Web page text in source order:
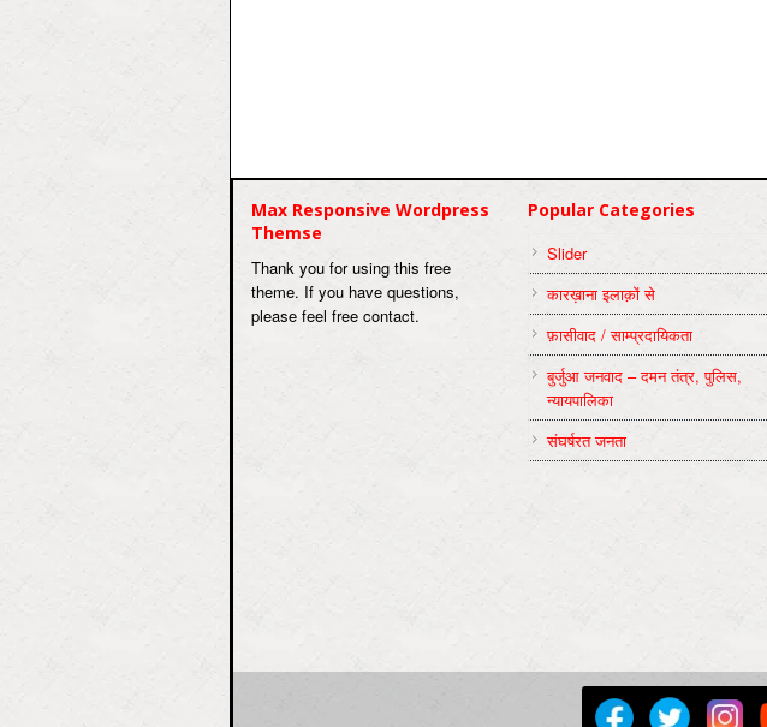
Max Responsive Wordpress
Themse
Thank you for using this free
theme. If you have questions,
please feel free contact.
Popular Categories
Slider
कारख़ाना इलाक़ों से
फ़ासीवाद / साम्‍प्रदायिकता
बुर्जुआ जनवाद – दमन तंत्र, पुलिस,
न्‍यायपालिका
संघर्षरत जनता
मज़दूर बिगुल